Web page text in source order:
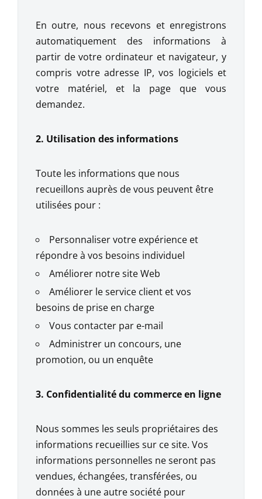
En outre, nous recevons et enregistrons
automatiquement des informations à
partir de votre ordinateur et navigateur, y
compris votre adresse IP, vos logiciels et
votre matériel, et la page que vous
demandez.
2. Utilisation des informations
Toute les informations que nous
recueillons auprès de vous peuvent être
utilisées pour :
Personnaliser votre expérience et
répondre à vos besoins individuel
Améliorer notre site Web
Améliorer le service client et vos
besoins de prise en charge
Vous contacter par e-mail
Administrer un concours, une
promotion, ou un enquête
3. Confidentialité du commerce en ligne
Nous sommes les seuls propriétaires des
informations recueillies sur ce site. Vos
informations personnelles ne seront pas
vendues, échangées, transférées, ou
données à une autre société pour